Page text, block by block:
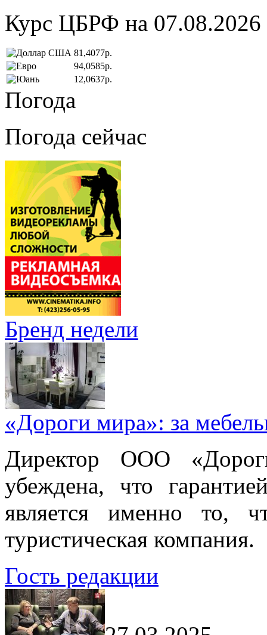
Курс ЦБРФ на 07.08.2026
81,4077р.
94,0585р.
12,0637р.
Погода
Погода сейчас
Бренд недели
«Дороги мира»: за
Директор ООО
убеждена, что
является именно то,
туристическая компания.
Гость редакции